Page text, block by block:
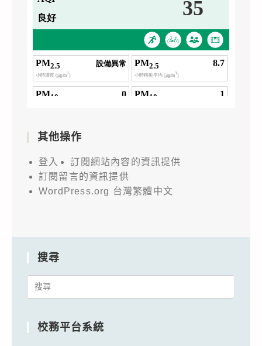
其他操作
登入
訂閱網站內容的資訊提供
訂閱留言的資訊提供
WordPress.org 台灣繁體中文
搜尋
Search
校務平台系統